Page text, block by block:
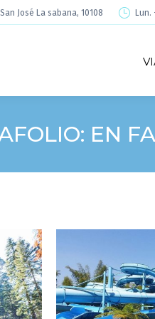
José La sabana, 10108 Lun.
EN